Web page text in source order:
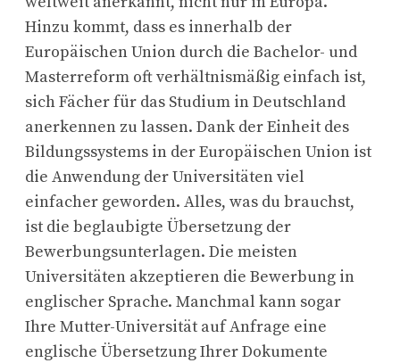
Hinzu kommt, dass es innerhalb der
Europäischen Union durch die Bachelor- und
Masterreform oft verhältnismäßig einfach ist,
sich Fächer für das Studium in Deutschland
anerkennen zu lassen. Dank der Einheit des
Bildungssystems in der Europäischen Union ist
die Anwendung der Universitäten viel
einfacher geworden. Alles, was du brauchst,
ist die beglaubigte Übersetzung der
Bewerbungsunterlagen. Die meisten
Universitäten akzeptieren die Bewerbung in
englischer Sprache. Manchmal kann sogar
Ihre Mutter-Universität auf Anfrage eine
englische Übersetzung Ihrer Dokumente